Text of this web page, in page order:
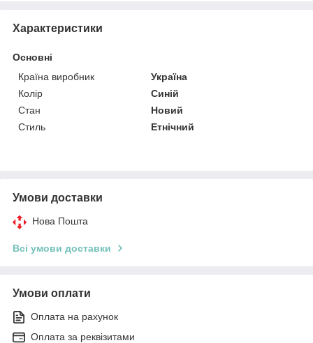
Характеристики
Основні
Країна виробник
Україна
Колір
Синій
Стан
Новий
Стиль
Етнічний
Умови доставки
Нова Пошта
Всі умови доставки
Умови оплати
Оплата на рахунок
Оплата за реквізитами